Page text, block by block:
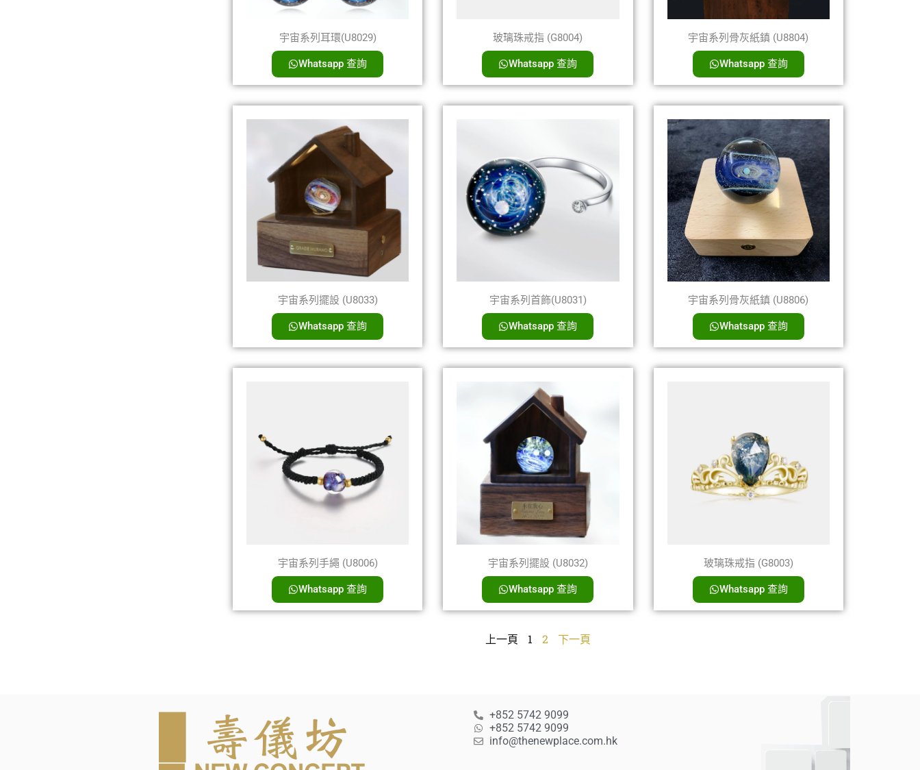
宇宙系列耳環(U8029)
Whatsapp 查詢
玻璃珠戒指 (G8004)
Whatsapp 查詢
宇宙系列骨灰紙鎮 (U8804)
Whatsapp 查詢
宇宙系列擺設 (U8033)
Whatsapp 查詢
宇宙系列首飾(U8031)
Whatsapp 查詢
宇宙系列骨灰紙鎮 (U8806)
Whatsapp 查詢
宇宙系列手繩 (U8006)
Whatsapp 查詢
宇宙系列擺設 (U8032)
Whatsapp 查詢
玻璃珠戒指 (G8003)
Whatsapp 查詢
上一頁 1 2 下一頁
+852 5742 9099
+852 5742 9099
info@thenewplace.com.hk